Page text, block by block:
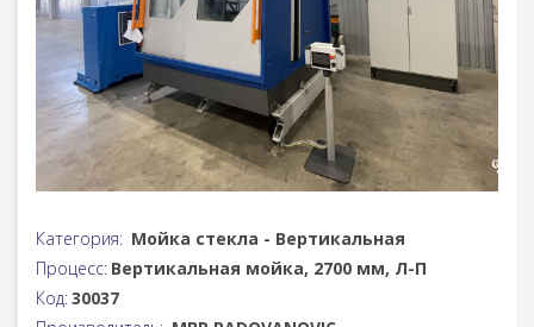
Категория: Мойка стекла - Вертикальная
Процесс: Вертикальная мойка, 2700 мм, Л-П
Код:30037